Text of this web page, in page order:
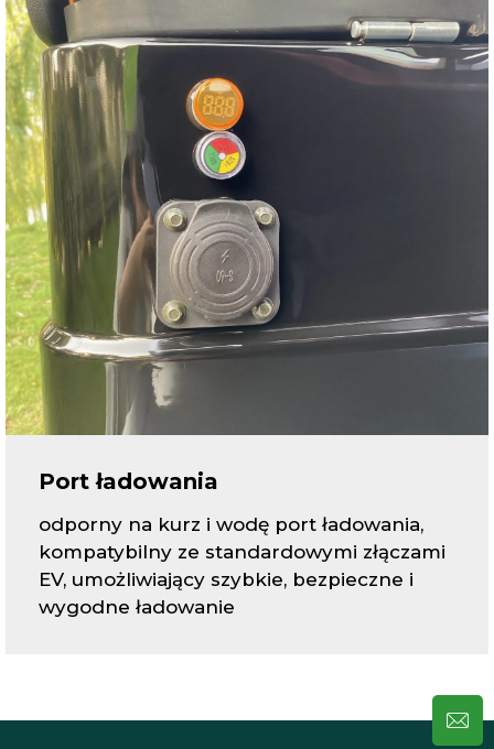
Port ładowania
odporny na kurz i wodę port ładowania,
kompatybilny ze standardowymi złączami
EV, umożliwiający szybkie, bezpieczne i
wygodne ładowanie